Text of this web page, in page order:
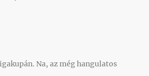
Na, az még hangulatos